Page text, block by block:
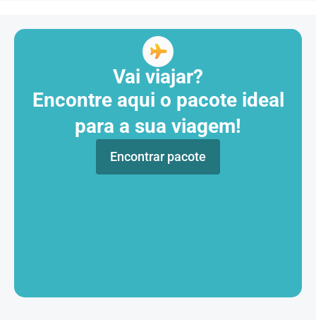
Vai viajar?
Encontre aqui o pacote ideal
para a sua viagem!
Encontrar pacote